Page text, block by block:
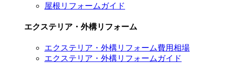
屋根リフォームガイド
エクステリア・外構リフォーム
エクステリア・外構リフォーム費用相場
エクステリア・外構リフォームガイド